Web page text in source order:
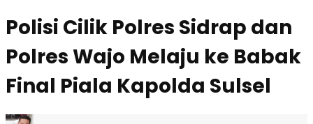
Polisi Cilik Polres Sidrap dan
Polres Wajo Melaju ke Babak
Final Piala Kapolda Sulsel